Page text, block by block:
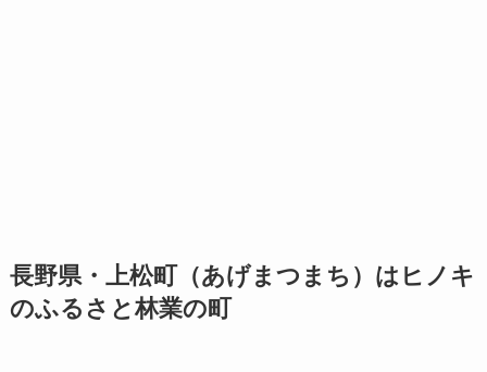
長野県・上松町（あげまつまち）はヒノキ
のふるさと林業の町